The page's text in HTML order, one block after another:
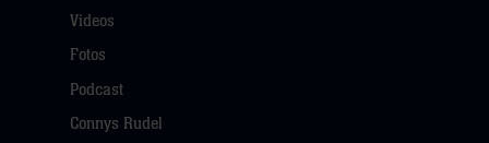
Fans
Navigation
öffnen,
dann
Videos
Fotos
Podcast
Connys Rudel